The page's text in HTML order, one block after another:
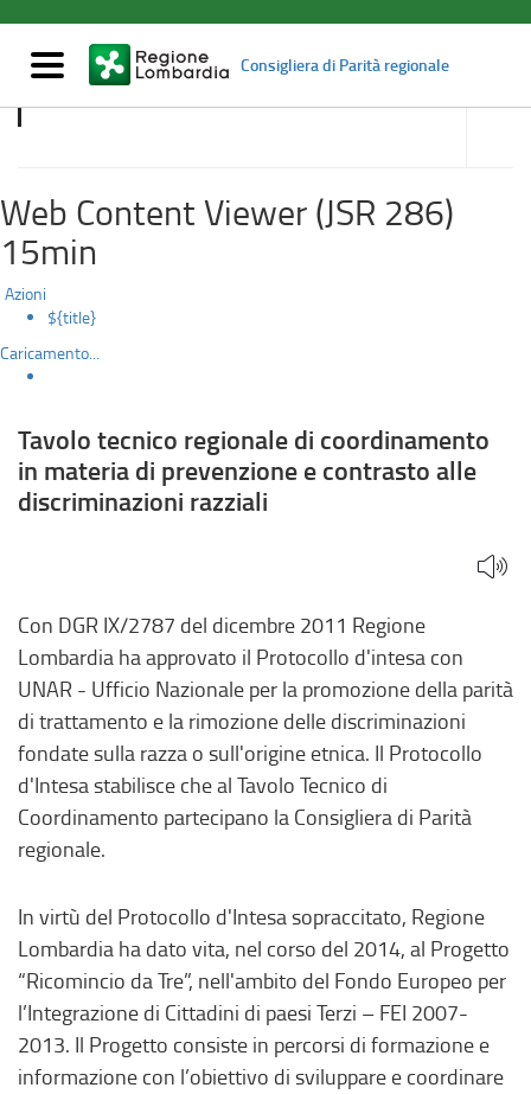
contenuto
principale
Tavolo
tecnico
regionale
coordinamento
in
materia
di
prevenzione
e
contrasto
alle
razziali
Mostra/nascondi
navigazione
Consigliera di Parità regionale
accedi
Web Content Viewer (JSR 286)
15min
Azioni
${title}
Caricamento...
Tavolo tecnico regionale di coordinamento
in materia di prevenzione e contrasto alle
discriminazioni razziali
Con DGR IX/2787 del dicembre 2011 Regione
Lombardia ha approvato il Protocollo d'intesa con
UNAR - Ufficio Nazionale per la promozione della parità
di trattamento e la rimozione delle discriminazioni
fondate sulla razza o sull'origine etnica. Il Protocollo
d'Intesa stabilisce che al Tavolo Tecnico di
Coordinamento partecipano la Consigliera di Parità
regionale.
In virtù del Protocollo d'Intesa sopraccitato, Regione
Lombardia ha dato vita, nel corso del 2014, al Progetto
“Ricomincio da Tre”, nell'ambito del Fondo Europeo per
l’Integrazione di Cittadini di paesi Terzi – FEI 2007-
2013. Il Progetto consiste in percorsi di formazione e
informazione con l’obiettivo di sviluppare e coordinare